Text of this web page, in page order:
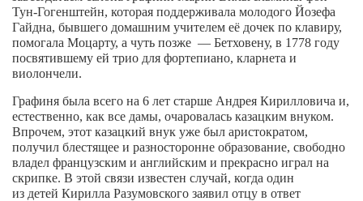
Конкурсы
Фестиваль. Конкурс «Колибри» 2017
Конкурс «Колибри» 2016
Конкурс «Колибри» 2014
Литературный конкурс «Я люблю Украину»
Конкурс «Колибри — детям!» 2014
Конкурс «Колибри» 2013
Тун-Гогенштейн, которая поддерживала молодого Йозефа
Гайдна, бывшего домашним учителем её дочек по клавиру,
помогала Моцарту, а чуть позже — Бетховену, в 1778 году
посвятившему ей трио для фортепиано, кларнета и
виолончели.
Графиня была всего на 6 лет старше Андрея Кирилловича и,
естественно, как все дамы, очаровалась казацким внуком.
Впрочем, этот казацкий внук уже был аристократом,
получил блестящее и разносторонне образование, свободно
владел французским и английским и прекрасно играл на
скрипке. В этой связи известен случай, когда один
из детей Кирилла Разумовского заявил отцу в ответ